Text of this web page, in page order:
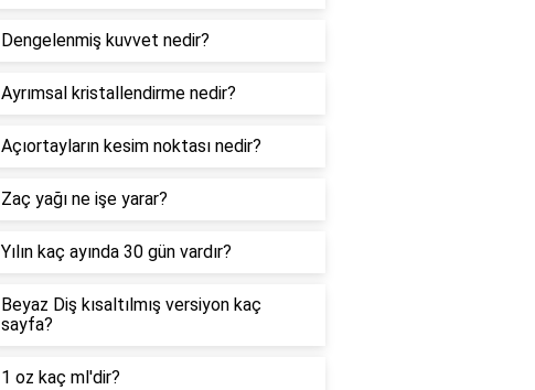
Dengelenmiş kuvvet nedir?
Ayrımsal kristallendirme nedir?
Açıortayların kesim noktası nedir?
Zaç yağı ne işe yarar?
Yılın kaç ayında 30 gün vardır?
Beyaz Diş kısaltılmış versiyon kaç
sayfa?
1 oz kaç ml'dir?